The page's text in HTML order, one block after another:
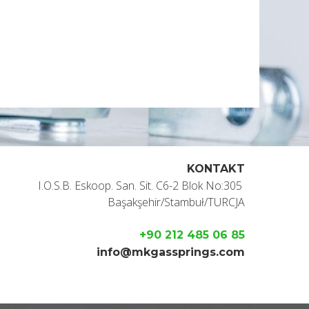
KONTAKT
I.O.S.B. Eskoop. San. Sit. C6-2 Blok No:305
Başakşehir/Stambuł/TURCJA
+90 212 485 06 85
info@mkgassprings.com